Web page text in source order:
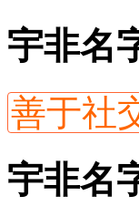
宇非名
善于社
宇非名